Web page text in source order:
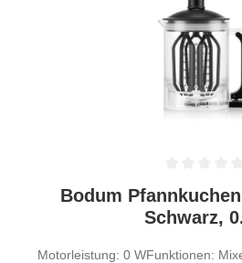
Durchschnittliche Bewertung von
Bodum
Schwarz,
Motorleistung: 0 WFunktionen: